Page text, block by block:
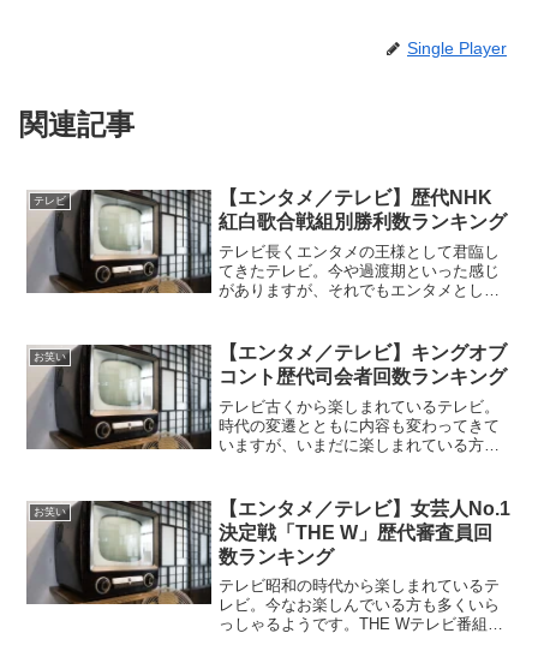
Single Player
関連記事
テレビ
【エンタメ／テレビ】歴代NHK
紅白歌合戦組別勝利数ランキング
テレビ長くエンタメの王様として君臨し
てきたテレビ。今や過渡期といった感じ
がありますが、それでもエンタメとして
り、時代の変遷と共に番組も変わってい
きました。昔はセーフだ...
お笑い
【エンタメ／テレビ】キングオブ
コント歴代司会者回数ランキング
テレビ古くから楽しまれているテレビ。
時代の変遷とともに内容も変わってきて
いますが、いまだに楽しまれている方も
すね。その一つとなっているのが「キン
グオブコント」。こちらの...
お笑い
【エンタメ／テレビ】女芸人No.1
決定戦「THE W」歴代審査員回
数ランキング
テレビ昭和の時代から楽しまれているテ
レビ。今なお楽しんでいる方も多くいら
っしゃるようです。THE Wテレビ番組に